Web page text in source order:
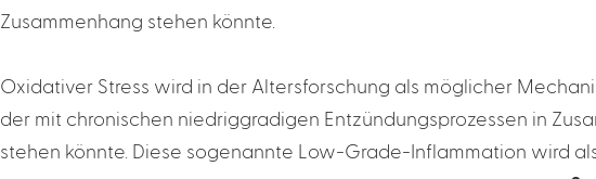
Zusammenhang stehen könnte.
Oxidativer Stress wird in der Altersforschung als möglicher
der mit chronischen niedriggradigen Entzündungsprozessen in
stehen könnte. Diese sogenannte Low-Grade-Inflammation wird